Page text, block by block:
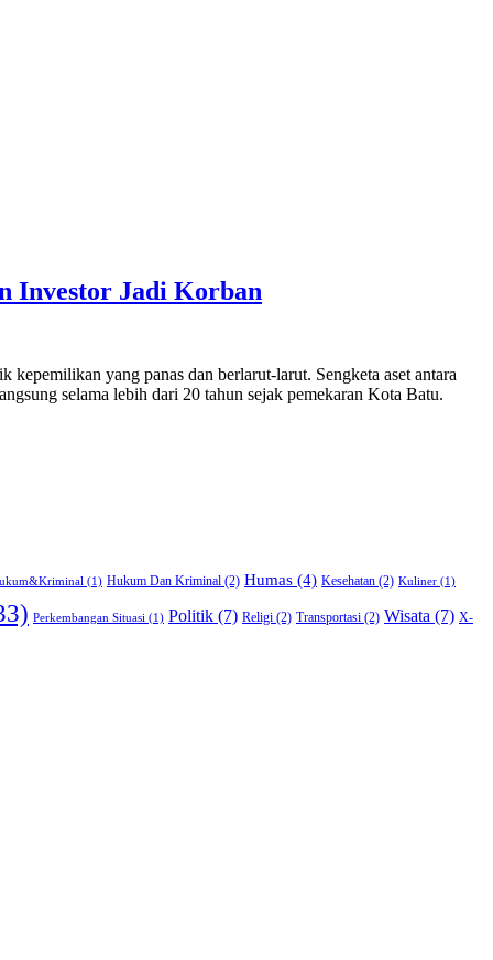
Investor Jadi Korban
yang panas dan berlarut-larut. Sengketa aset antara
selama lebih dari 20 tahun sejak pemekaran Kota Batu.
(1) Hukum Dan Kriminal (2) Humas (4) Kesehatan (2) Kuliner (1)
Perkembangan Situasi (1) Politik (7) Religi (2) Transportasi (2) Wisata (7) X-